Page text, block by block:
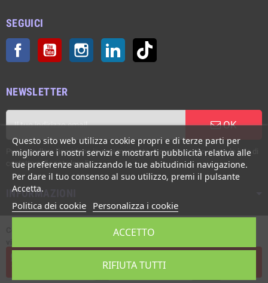
SEGUICI
Facebook YouTube Instagram LinkedIn
NEWSLETTER
OK
Puoi annullare l'iscrizione in ogni momento. A questo scopo, cerca le info di
contatto nelle note legali.
INFORMAZIONI
Questo sito web utilizza cookie propri e di terze parti per
migliorare i nostri servizi e mostrarti pubblicità relativa alle
tue preferenze analizzando le tue abitudinidi navigazione.
Per dare il tuo consenso al suo utilizzo, premi il pulsante
Accetta.
Politica dei cookie Personalizza i cookie
RIFIUTA TUTTI
ACCETTO
Copyright © Italgronda s.r.l. 2002/2026. Tutti i diritti sono riservati. E'
Powered by Giotto s.r.l.